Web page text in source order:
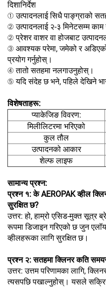
दिशानिर्देश
① उत्पादनलाई सिधै पाङ्ग्राको
② उत्पादनलाई २-३ मिनेटसम्म काम
② प्रेशर वाशर वा होजबाट
③ आवश्यक परेमा, जमेको र
प्रयोग गर्नुहोस्।
④ तातो सतहमा नलगाउनुहोस्।
⑤ यदि संदेह छ भने, पहिले देखिने
विशेषताहरू:
प्याकेजिङ विवरण:
मिलीलिटरमा भरिएको
कुल तौल
उत्पादनको आकार
शेल्फ लाइफ
सामान्य प्रश्न:
प्रश्न १: के AEROPAK व्हील
सुरक्षित छ?
उत्तर: हो, हाम्रो एसिड-मुक्त सूत्र
रूपमा डिजाइन गरिएको छ जुन
व्हीलहरूका लागि सुरक्षित छ।
प्रश्न २: सतहमा क्लिनर कति
उत्तर: उत्तम परिणामका लागि,
त्यसपछि पखाल्नुहोस्। यसले